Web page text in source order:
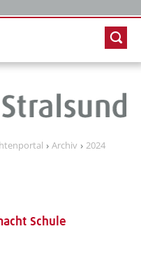
Archiv
2024
Schule